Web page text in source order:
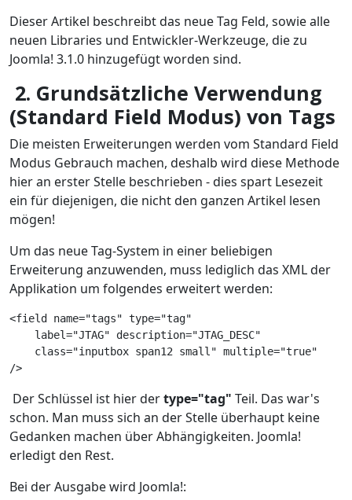
Dieser Artikel beschreibt das neue Tag Feld, sowie alle
neuen Libraries und Entwickler-Werkzeuge, die zu
Joomla! 3.1.0 hinzugefügt worden sind.
2. Grundsätzliche Verwendung
(Standard Field Modus) von Tags
Die meisten Erweiterungen werden vom Standard Field
Modus Gebrauch machen, deshalb wird diese Methode
hier an erster Stelle beschrieben - dies spart Lesezeit
ein für diejenigen, die nicht den ganzen Artikel lesen
mögen!
Um das neue Tag-System in einer beliebigen
Erweiterung anzuwenden, muss lediglich das XML der
Applikation um folgendes erweitert werden:
<field name="tags" type="tag"
    label="JTAG" description="JTAG_DESC"
    class="inputbox span12 small" multiple="true"
/>
Der Schlüssel ist hier dertype="tag" Teil. Das war's
schon. Man muss sich an der Stelle überhaupt keine
Gedanken machen über Abhängigkeiten. Joomla!
erledigt den Rest.
Bei der Ausgabe wird Joomla!: